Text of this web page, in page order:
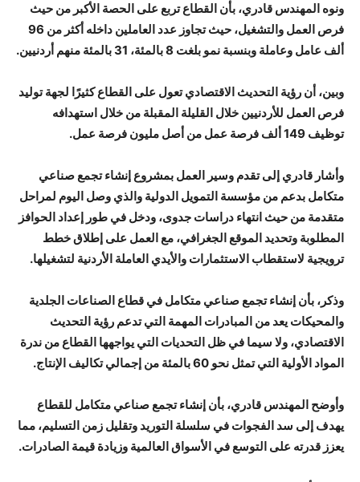
ونوه المهندس قادري، بأن القطاع تربع على الحصة الأكبر من حيث
فرص العمل والتشغيل، حيث تجاوز عدد العاملين داخله أكثر من 96
ألف عامل وعاملة وبنسبة نمو بلغت 8 بالمئة، 31 بالمئة منهم أردنيين.
وبين، أن رؤية التحديث الاقتصادي تعول على القطاع كثيرًا لجهة توليد
فرص العمل للأردنيين خلال القليلة المقبلة من خلال استهدافه
توظيف 149 ألف فرصة عمل من أصل مليون فرصة عمل.
وأشار قادري إلى تقدم وسير العمل بمشروع إنشاء تجمع صناعي
متكامل بدعم من مؤسسة التمويل الدولية والذي وصل اليوم لمراحل
متقدمة من حيث انتهاء دراسات جدوى، ودخل في طور إعداد الحوافز
المطلوبة وتحديد الموقع الجغرافي، مع العمل على إطلاق خطط
ترويجية لاستقطاب الاستثمارات والأيدي العاملة الأردنية لتشغيلها.
وذكر، بأن إنشاء تجمع صناعي متكامل في قطاع الصناعات الجلدية
والمحيكات يعد من المبادرات المهمة التي تدعم رؤية التحديث
الاقتصادي، ولا سيما في ظل التحديات التي يواجهها القطاع من ندرة
المواد الأولية التي تمثل نحو 60 بالمئة من إجمالي تكاليف الإنتاج.
وأوضح المهندس قادري، بأن إنشاء تجمع صناعي متكامل للقطاع
يهدف إلى سد الفجوات في سلسلة التوريد وتقليل زمن التسليم، مما
يعزز قدرته على التوسع في الأسواق العالمية وزيادة قيمة الصادرات.